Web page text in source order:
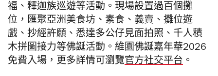
福、釋迦族巡遊等活動。現場設置過百個攤
位，匯聚亞洲美食坊、素食、義賣、攤位遊
戲、抄經許願、悉達多公仔見面拍照、千人積
木拼圖接力等佛誕活動。維園佛誕嘉年華2026
免費入場，更多詳情可瀏覽官方社交平台 。